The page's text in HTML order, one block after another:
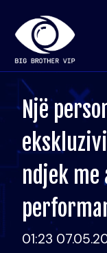
Një
ndjek
01:23